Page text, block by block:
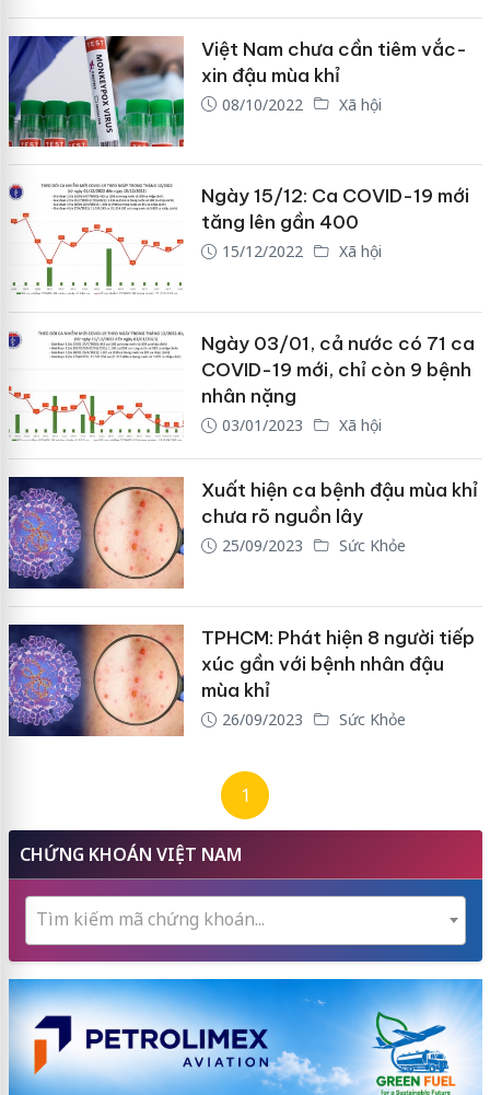
Việt Nam chưa cần tiêm vắc-
xin đậu mùa khỉ
08/10/2022 Xã hội
Ngày 15/12: Ca COVID-19 mới
tăng lên gần 400
15/12/2022 Xã hội
Ngày 03/01, cả nước có 71 ca
COVID-19 mới, chỉ còn 9 bệnh
nhân nặng
03/01/2023 Xã hội
Xuất hiện ca bệnh đậu mùa khỉ
chưa rõ nguồn lây
25/09/2023 Sức Khỏe
TPHCM: Phát hiện 8 người tiếp
xúc gần với bệnh nhân đậu
mùa khỉ
26/09/2023 Sức Khỏe
1
CHỨNG KHOÁN VIỆT NAM
Tìm kiếm mã chứng khoán...